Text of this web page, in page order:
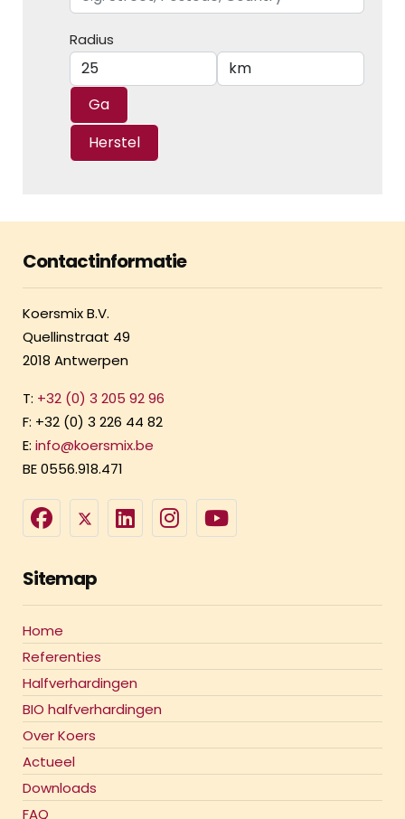
Radius
Contactinformatie
Koersmix B.V.
Quellinstraat 49
2018 Antwerpen
T: +32 (0) 3 205 92 96
F: +32 (0) 3 226 44 82
E: info@koersmix.be
BE 0556.918.471
Sitemap
Home
Referenties
Halfverhardingen
BIO halfverhardingen
Over Koers
Actueel
Downloads
FAQ